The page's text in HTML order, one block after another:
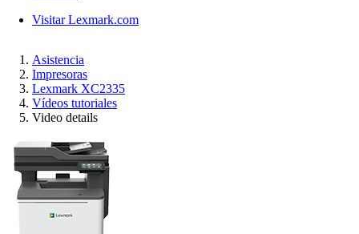
Visitar Lexmark.com
Asistencia
Impresoras
Lexmark XC2335
Vídeos tutoriales
Video details